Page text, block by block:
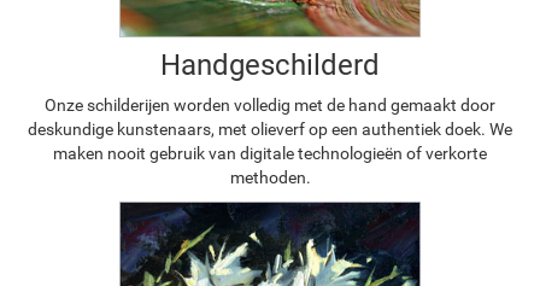
Handgeschilderd
Onze schilderijen worden volledig met de hand gemaakt door
deskundige kunstenaars, met olieverf op een authentiek doek. We
maken nooit gebruik van digitale technologieën of verkorte
methoden.